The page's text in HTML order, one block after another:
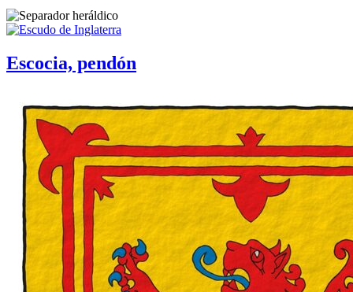
Escocia, pendón